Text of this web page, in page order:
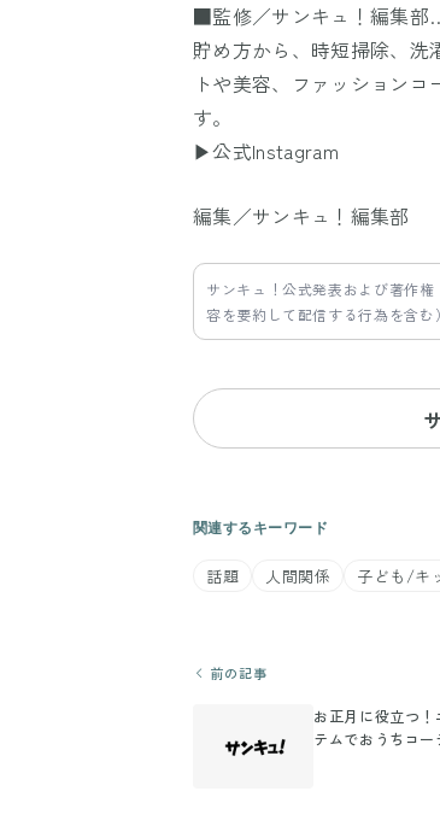
■監修／サンキュ！編集部
貯め方から、時短掃除、洗
トや美容、ファッション
す。
▶公式Instagram
編集／サンキュ！編集部
サンキュ！公式発表および著作
容を要約して配信する行為を含
関連するキーワード
話題 人間関係 子ども/キ
前の記事
お正月に役立つ
テムでおうちコー